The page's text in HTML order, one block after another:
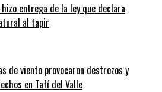
entrega de la ley que declara
al tapir
de viento provocaron destrozos y
en Tafí del Valle